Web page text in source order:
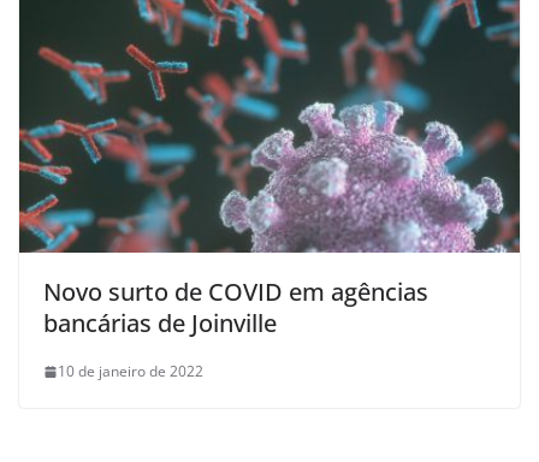
Novo surto de COVID em agências
bancárias de Joinville
10 de janeiro de 2022